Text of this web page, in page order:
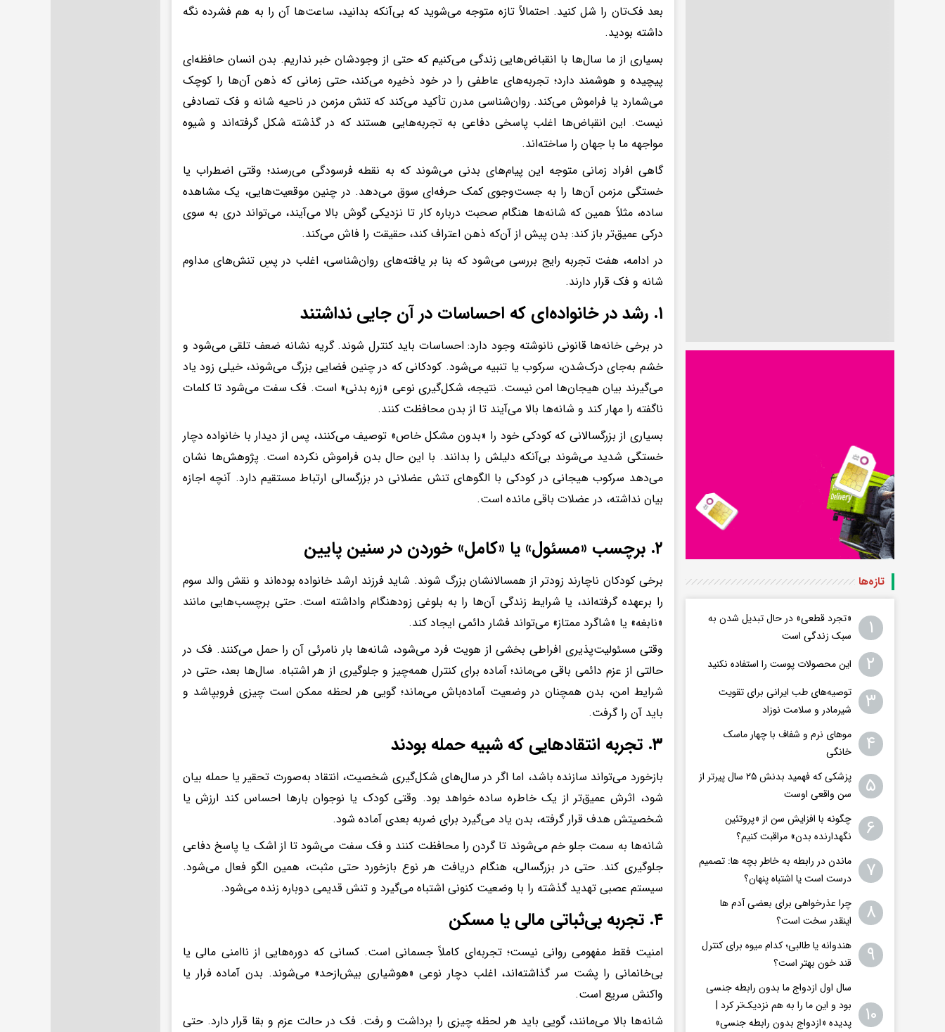
بعد فک‌تان را شل کنید. احتمالاً تازه متوجه می‌شوید که بی‌آنکه بدانید، ساعت‌ها آن را به هم فشرده نگه
داشته بودید.
بسیاری از ما سال‌ها با انقباض‌هایی زندگی می‌کنیم که حتی از وجودشان خبر نداریم. بدن انسان حافظه‌ای
پیچیده و هوشمند دارد؛ تجربه‌های عاطفی را در خود ذخیره می‌کند، حتی زمانی که ذهن آن‌ها را کوچک
می‌شمارد یا فراموش می‌کند. روان‌شناسی مدرن تأکید می‌کند که تنش مزمن در ناحیه شانه و فک تصادفی
نیست. این انقباض‌ها اغلب پاسخی دفاعی به تجربه‌هایی هستند که در گذشته شکل گرفته‌اند و شیوه
مواجهه ما با جهان را ساخته‌اند.
گاهی افراد زمانی متوجه این پیام‌های بدنی می‌شوند که به نقطه فرسودگی می‌رسند؛ وقتی اضطراب یا
خستگی مزمن آن‌ها را به جست‌وجوی کمک حرفه‌ای سوق می‌دهد. در چنین موقعیت‌هایی، یک مشاهده
ساده، مثلاً همین که شانه‌ها هنگام صحبت درباره کار تا نزدیکی گوش بالا می‌آیند، می‌تواند دری به سوی
درکی عمیق‌تر باز کند: بدن پیش از آن‌که ذهن اعتراف کند، حقیقت را فاش می‌کند.
در ادامه، هفت تجربه رایج بررسی می‌شود که بنا بر یافته‌های روان‌شناسی، اغلب در پسِ تنش‌های مداوم
شانه و فک قرار دارند.
۱. رشد در خانواده‌ای که احساسات در آن جایی نداشتند
در برخی خانه‌ها قانونی نانوشته وجود دارد: احساسات باید کنترل شوند. گریه نشانه ضعف تلقی می‌شود و
خشم به‌جای درک‌شدن، سرکوب یا تنبیه می‌شود. کودکانی که در چنین فضایی بزرگ می‌شوند، خیلی زود یاد
می‌گیرند بیان هیجان‌ها امن نیست. نتیجه، شکل‌گیری نوعی «زره بدنی» است. فک سفت می‌شود تا کلمات
ناگفته را مهار کند و شانه‌ها بالا می‌آیند تا از بدن محافظت کنند.
بسیاری از بزرگسالانی که کودکی خود را «بدون مشکل خاص» توصیف می‌کنند، پس از دیدار با خانواده دچار
خستگی شدید می‌شوند بی‌آنکه دلیلش را بدانند. با این حال بدن فراموش نکرده است. پژوهش‌ها نشان
می‌دهد سرکوب هیجانی در کودکی با الگوهای تنش عضلانی در بزرگسالی ارتباط مستقیم دارد. آنچه اجازه
بیان نداشته، در عضلات باقی مانده است.
۲. برچسب «مسئول» یا «کامل» خوردن در سنین پایین
برخی کودکان ناچارند زودتر از همسالانشان بزرگ شوند. شاید فرزند ارشد خانواده بوده‌اند و نقش والد سوم
را برعهده گرفته‌اند، یا شرایط زندگی آن‌ها را به بلوغی زودهنگام واداشته است. حتی برچسب‌هایی مانند
«نابغه» یا «شاگرد ممتاز» می‌تواند فشار دائمی ایجاد کند.
وقتی مسئولیت‌پذیری افراطی بخشی از هویت فرد می‌شود، شانه‌ها بار نامرئی آن را حمل می‌کنند. فک در
حالتی از عزم دائمی باقی می‌ماند؛ آماده برای کنترل همه‌چیز و جلوگیری از هر اشتباه. سال‌ها بعد، حتی در
شرایط امن، بدن همچنان در وضعیت آماده‌باش می‌ماند؛ گویی هر لحظه ممکن است چیزی فروبپاشد و
باید آن را گرفت.
۳. تجربه انتقادهایی که شبیه حمله بودند
بازخورد می‌تواند سازنده باشد، اما اگر در سال‌های شکل‌گیری شخصیت، انتقاد به‌صورت تحقیر یا حمله بیان
شود، اثرش عمیق‌تر از یک خاطره ساده خواهد بود. وقتی کودک یا نوجوان بارها احساس کند ارزش یا
شخصیتش هدف قرار گرفته، بدن یاد می‌گیرد برای ضربه بعدی آماده شود.
شانه‌ها به سمت جلو خم می‌شوند تا گردن را محافظت کنند و فک سفت می‌شود تا از اشک یا پاسخ دفاعی
جلوگیری کند. حتی در بزرگسالی، هنگام دریافت هر نوع بازخورد حتی مثبت، همین الگو فعال می‌شود.
سیستم عصبی تهدید گذشته را با وضعیت کنونی اشتباه می‌گیرد و تنش قدیمی دوباره زنده می‌شود.
۴. تجربه بی‌ثباتی مالی یا مسکن
امنیت فقط مفهومی روانی نیست؛ تجربه‌ای کاملاً جسمانی است. کسانی که دوره‌هایی از ناامنی مالی یا
بی‌خانمانی را پشت سر گذاشته‌اند، اغلب دچار نوعی «هوشیاری بیش‌ازحد» می‌شوند. بدن آماده فرار یا
واکنش سریع است.
شانه‌ها بالا می‌مانند، گویی باید هر لحظه چیزی را برداشت و رفت. فک در حالت عزم و بقا قرار دارد. حتی
تازه‌ها
۱
«تجرد قطعی» در حال تبدیل شدن به
سبک زندگی است
۲ این محصولات پوست را استفاده نکنید
۳
توصیه‌های طب ایرانی برای تقویت
شیرمادر و سلامت نوزاد
۴
موهای نرم و شفاف با چهار ماسک
خانگی
۵
پزشکی که فهمید بدنش ۲۵ سال پیرتر از
سن واقعی اوست
۶
چگونه با افزایش سن از «پروتئین
نگهدارنده بدن» مراقبت کنیم؟
۷
ماندن در رابطه به خاطر بچه ها: تصمیم
درست است یا اشتباه پنهان؟
۸
چرا عذرخواهی برای بعضی آدم ها
اینقدر سخت است؟
۹
هندوانه یا طالبی؛ کدام‌ میوه برای کنترل
قند خون بهتر است؟
۱۰
سال اول ازدواج ما بدون رابطه جنسی
بود و این ما را به هم نزدیک‌تر کرد |
پدیده «ازدواج بدون رابطه جنسی»